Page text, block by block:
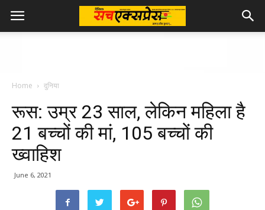
Home दुनिया
रूस: उम्र 23 साल, लेकिन महिला है
21 बच्चों की मां, 105 बच्चों की
ख्वाहिश
June 6, 2021